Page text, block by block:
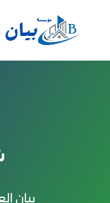
بيان